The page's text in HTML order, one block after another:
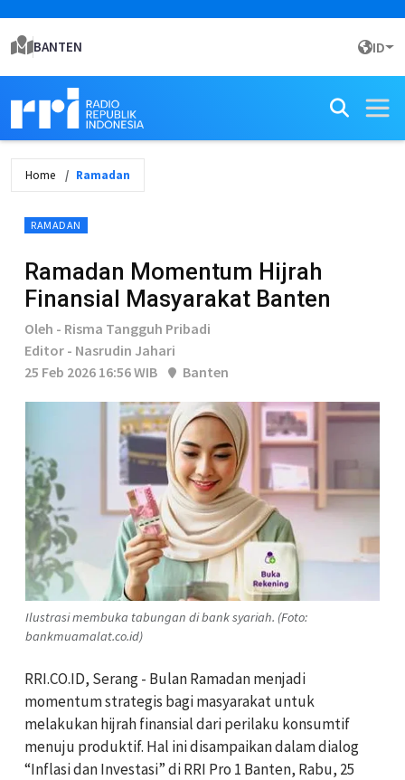
BANTEN ID
Home Ramadan
RAMADAN
Ramadan Momentum Hijrah
Finansial Masyarakat Banten
Oleh - Risma Tangguh Pribadi
Editor - Nasrudin Jahari
25 Feb 2026 16:56 WIB
Banten
Ilustrasi membuka tabungan di bank syariah. (Foto:
bankmuamalat.co.id)
RRI.CO.ID, Serang - Bulan Ramadan menjadi
momentum strategis bagi masyarakat untuk
melakukan hijrah finansial dari perilaku konsumtif
menuju produktif. Hal ini disampaikan dalam dialog
“Inflasi dan Investasi” di RRI Pro 1 Banten, Rabu, 25